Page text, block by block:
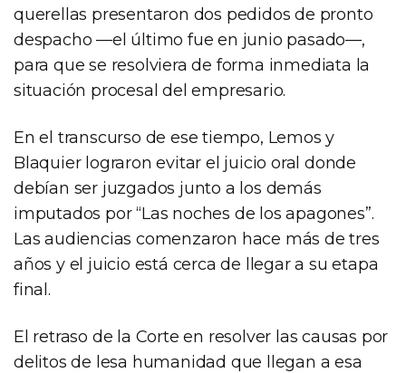
querellas presentaron dos pedidos de pronto
despacho —el último fue en junio pasado—,
para que se resolviera de forma inmediata la
situación procesal del empresario.
En el transcurso de ese tiempo, Lemos y
Blaquier lograron evitar el juicio oral donde
debían ser juzgados junto a los demás
imputados por “Las noches de los apagones”.
Las audiencias comenzaron hace más de tres
años y el juicio está cerca de llegar a su etapa
final.
El retraso de la Corte en resolver las causas por
delitos de lesa humanidad que llegan a esa